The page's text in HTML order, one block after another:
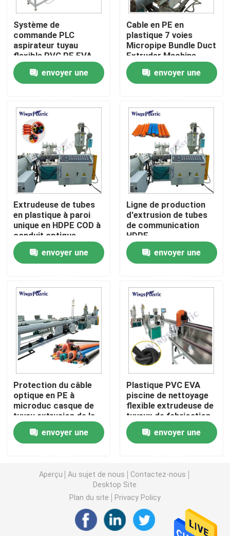
Maison
Produits
Au sujet de nous
Visite d'usine
Contrôle de qualité
Contactez-nous
Machine en plastique d'extrudeuse de tuyau
Ligne en plastique d'extrusion de tuyau
Machine d'extrudeuse de tuyau de HDPE
Machine d'extrudeuse de tuyau de PVC
Chaîne de production de tuyau de PPR
Machine d'extrudeuse de tuyau de PE
Machine ondulée d'extrudeuse de tuyau
Pp attachent la chaîne de production
Machine en plastique d'extrudeuse de feuille
Système de
commande PLC
aspirateur tuyau
flexible PVC PE EVA
machine d'extrusion
de tuyau en plastique
envoyer une
Cable en PE en
plastique 7 voies
Micropipe Bundle Duct
Extruder Machine
Machine d'extrusion
de tuyaux en plastique
envoyer une
Extrudeuse de tubes
en plastique à paroi
unique en HDPE COD à
conduit optique
ondulé
envoyer une
Ligne de production
d'extrusion de tubes
de communication
HDPE
envoyer une
Protection du câble
optique en PE à
microduc casque de
tuyau extrusion de la
ligne de fabrication de
la machine à vis unique
envoyer une
Plastique PVC EVA
piscine de nettoyage
flexible extrudeuse de
tuyaux de fabrication
de machine ligne de
productionenvoyer une
Aperçu Au sujet de nous
Contactez-nous
Desktop Site
Plan du site
Privacy Policy